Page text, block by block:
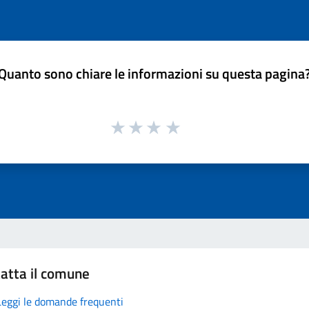
sono chiare le informazioni su questa
il comune
le domande frequenti